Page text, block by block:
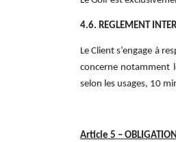
4.6. REGLEMENT
Le Client s’engage à
concerne notamment
selon les usages, 10
Article 5 –